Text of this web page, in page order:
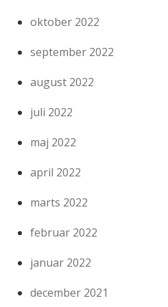
oktober 2022
september 2022
august 2022
juli 2022
maj 2022
april 2022
marts 2022
februar 2022
januar 2022
december 2021